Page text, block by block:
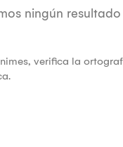
ningún
verifica la